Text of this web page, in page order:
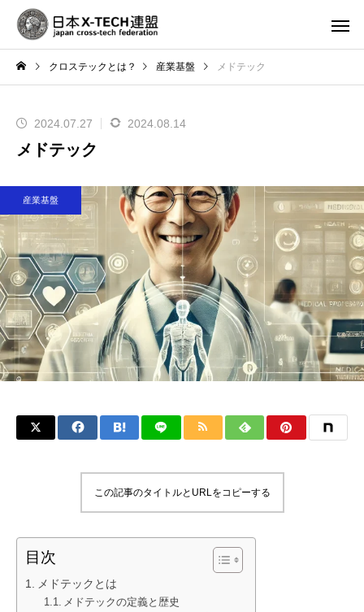
クロステックとは？ 産業基盤 メドテック
2024.07.27 2024.08.14
メドテック
産業基盤
この記事のタイトルとURLをコピーする
目次
メドテックとは
メドテックの定義と歴史